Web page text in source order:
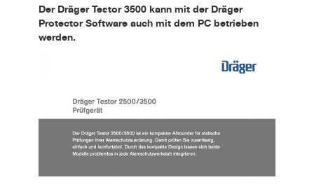
Der Dräger Testor 3500 kann mit der Dräger
Protector Software auch mit dem PC betrieben
werden.